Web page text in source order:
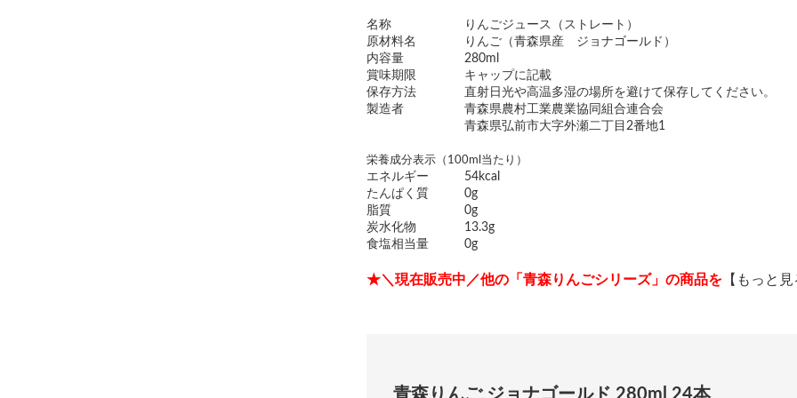
名称
りんごジュース（ストレート）
原材料名
りんご（青森県産 ジョナゴールド）
内容量
280ml
賞味期限
キャップに記載
保存方法
直射日光や高温多湿の場所を避けて保存してください。
製造者
青森県農村工業農業協同組合連合会
青森県弘前市大字外瀬二丁目2番地1
栄養成分表示（100ml当たり）
エネルギー
54kcal
たんぱく質
0g
脂質
0g
炭水化物
13.3g
食塩相当量
0g
★＼現在販売中／他の「青森りんごシリーズ」の商品を 【もっと
青森りんご ジョナゴールド 280ml 24本